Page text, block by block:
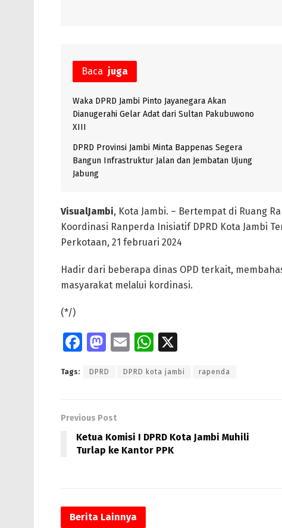
Baca juga
Waka DPRD Jambi Pinto Jayanegara Akan
Dianugerahi Gelar Adat dari Sultan Pakubuwono
XIII
DPRD Provinsi Jambi Minta Bappenas Segera
Bangun Infrastruktur Jalan dan Jembatan Ujung
Jabung
VisualJambi, Kota Jambi. – Bertempat di Ruang
Koordinasi Ranperda Inisiatif DPRD Kota Jambi
Perkotaan, 21 februari 2024
Hadir dari beberapa dinas OPD terkait,
masyarakat melalui kordinasi.
(*/)
Fa
b
o
k
M
to
o
n
E
ai
W
at
p
p
Tags: DPRD DPRD kota jambi rapenda
Previous Post
Ketua Komisi I DPRD Kota Jambi Muhili
Turlap ke Kantor PPK
Berita Lainnya